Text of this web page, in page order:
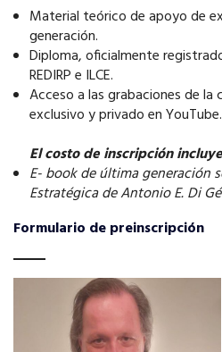
Material teórico de apoyo de
generación.
Diploma, oficialmente
REDIRP e ILCE.
Acceso a las grabaciones de la
exclusivo y privado en YouTube.
El costo de inscripción
E- book de última generación
Estratégica de Antonio E. Di
Formulario de preinscripción